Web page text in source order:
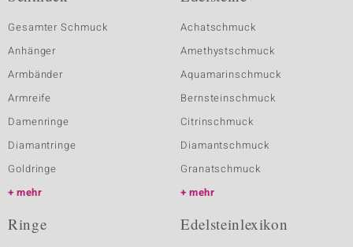
Gesamter Schmuck
Anhänger
Armbänder
Armreife
Damenringe
Diamantringe
Goldringe
mehr
Achatschmuck
Amethystschmuck
Aquamarinschmuck
Bernsteinschmuck
Citrinschmuck
Diamantschmuck
Granatschmuck
mehr
Ringe Edelsteinlexikon